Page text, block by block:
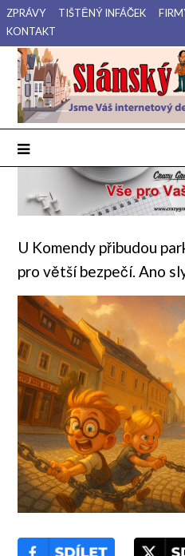
Přejdi
na
obsah
ZPRÁVY TIŠTĚNÝ INFÁČEK
KONTAKT
Váš internetový deník a tištěný
a
U Komendy přibudou
pro větší bezpečí. Ano